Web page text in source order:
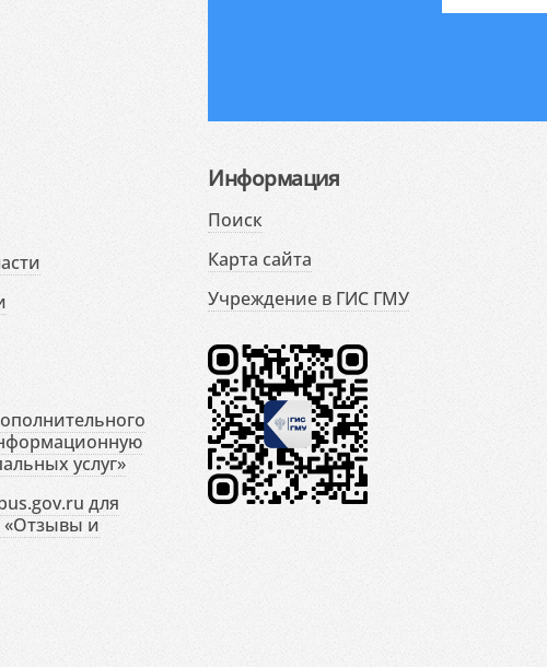
услуг»
для
«Отзывы и
Информация
Поиск
Карта сайта
Учреждение в ГИС ГМУ